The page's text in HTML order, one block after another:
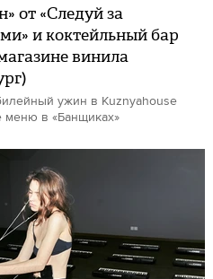
от «Следуй за
и коктейльный бар
винила
ужин в Kuznyahouse
меню в «Банщиках»